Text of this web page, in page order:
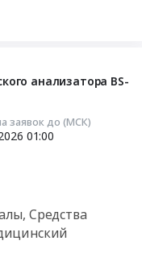
анализатора BS-
заявок до (МСК)
01:00
Средства